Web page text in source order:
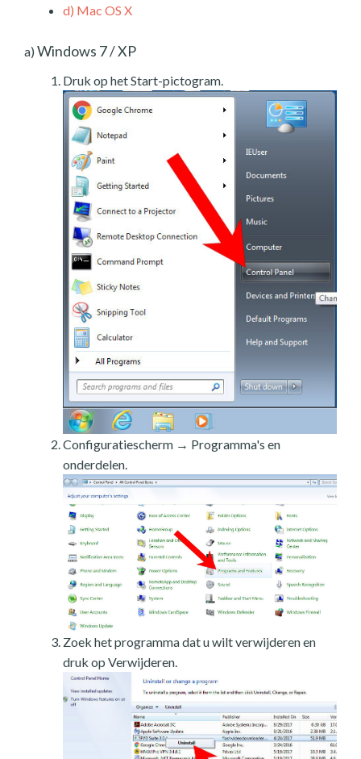
d) Mac OS X
a) Windows 7 / XP
Druk op het Start-pictogram.
Configuratiescherm → Programma's en
onderdelen.
Zoek het programma dat u wilt verwijderen en
druk op Verwijderen.